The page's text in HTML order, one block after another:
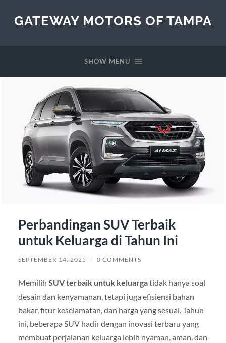
GATEWAY MOTORS OF TAMPA
SHOW MENU
Perbandingan SUV Terbaik
untuk Keluarga di Tahun Ini
SEPTEMBER 14, 2025 / 0 COMMENTS
Memilih SUV terbaik untuk keluargatidak hanya soal
desain dan kenyamanan, tetapi juga efisiensi bahan
bakar, fitur keselamatan, dan harga yang sesuai. Tahun
ini, beberapa SUV hadir dengan inovasi terbaru yang
membuat perjalanan keluarga lebih nyaman, aman, dan